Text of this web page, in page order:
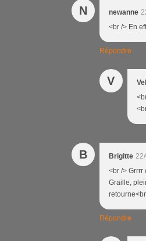
N newanne
<br /> En
Répondre
V
B Brigitte
<br /> Grrrr
Graille,
Répondre